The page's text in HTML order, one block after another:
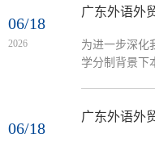
工办审核阶段
日，在公示期
反映公示对象
06/18
2026
为进一步深化
学分制背景下
Programme for
06/18